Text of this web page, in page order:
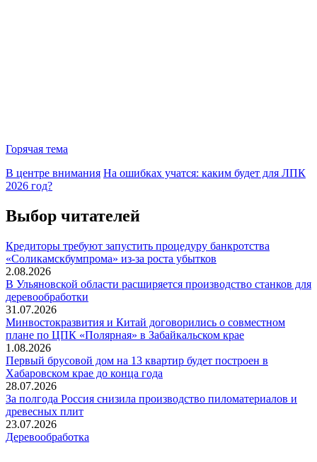
Горячая тема
В центре внимания На ошибках учатся: каким будет для ЛПК
2026 год?
Выбор читателей
Кредиторы требуют запустить процедуру банкротства
«Соликамскбумпрома» из-за роста убытков
2.08.2026
В Ульяновской области расширяется производство станков для
деревообработки
31.07.2026
Минвостокразвития и Китай договорились о совместном
плане по ЦПК «Полярная» в Забайкальском крае
1.08.2026
Первый брусовой дом на 13 квартир будет построен в
Хабаровском крае до конца года
28.07.2026
За полгода Россия снизила производство пиломатериалов и
древесных плит
23.07.2026
Деревообработка